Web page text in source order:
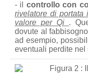
- il controllo con
rivelatore di
valore per Qi .
dovute al
ad esempio,
eventuali perdite